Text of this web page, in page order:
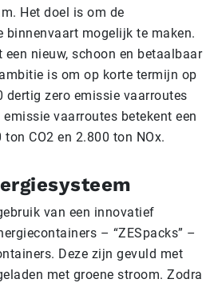
Het doel is om de
binnenvaart mogelijk te maken.
nieuw, schoon en betaalbaar
is om op korte termijn op
dertig zero emissie vaarroutes
vaarroutes betekent een
CO2 en 2.800 ton NOx.
van een innovatief
– “ZESpacks” –
Deze zijn gevuld met
met groene stroom. Zodra